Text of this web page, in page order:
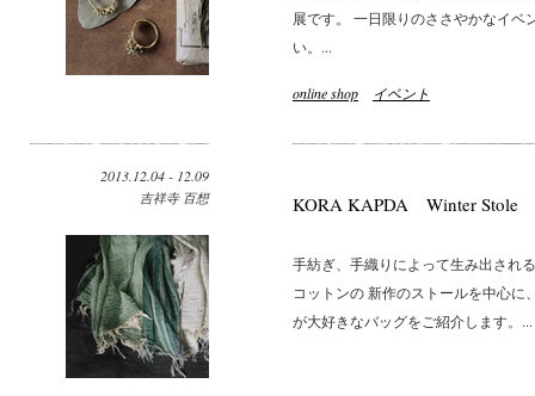
展です。 一日限りのささやかなイベ
い。...
online shop イベント
2013.12.04 - 12.09
吉祥寺 百想 KORA KAPDA Winter Stole
手紡ぎ、手織りによって生み出され
コットンの 新作のストールを中心
が大好きなバッグをご紹介します。...